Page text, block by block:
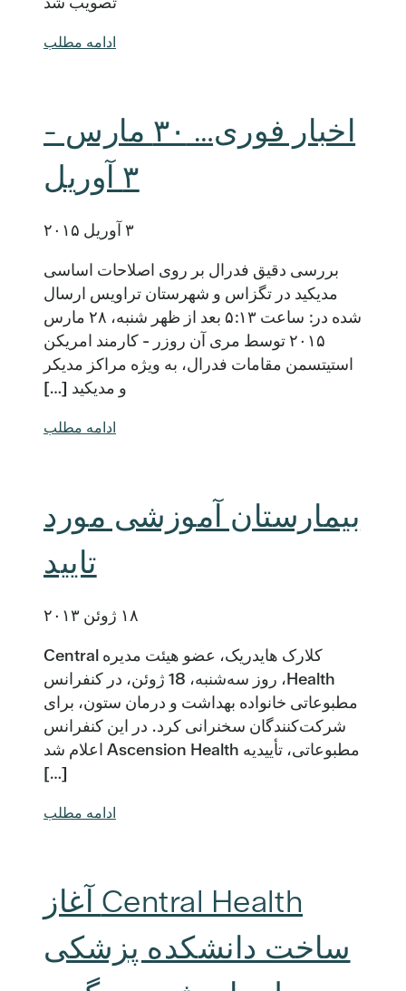
ادامه مطلب
اخبار فوری… ۳۰ مارس -
۳ آوریل
۳ آوریل ۲۰۱۵
بررسی دقیق فدرال بر روی اصلاحات اساسی
مدیکید در تگزاس و شهرستان تراویس ارسال
شده در: ساعت ۵:۱۳ بعد از ظهر شنبه، ۲۸ مارس
۲۰۱۵ توسط مری آن روزر - کارمند امریکن
استیتسمن مقامات فدرال، به ویژه مراکز مدیکر
و مدیکید […]
ادامه مطلب
بیمارستان آموزشی مورد
تایید
۱۸ ژوئن ۲۰۱۳
کلارک هایدریک، عضو هیئت مدیره Central
Health، روز سه‌شنبه، 18 ژوئن، در کنفرانس
مطبوعاتی خانواده بهداشت و درمان ستون، برای
شرکت‌کنندگان سخنرانی کرد. در این کنفرانس
مطبوعاتی، تأییدیه Ascension Health اعلام شد
[…]
ادامه مطلب
Central Health آغاز
ساخت دانشکده پزشکی